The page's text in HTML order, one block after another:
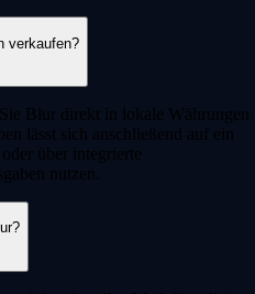
verkaufen?
Blur direkt in lokale Währungen
lässt sich anschließend auf ein
über integrierte
nutzen.